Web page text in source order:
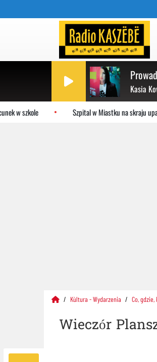
Kasia
szkole Szpital w Miastku na skraju upadku.
Kùltura - Wydarzenia Co, gdzie,
Wieczór